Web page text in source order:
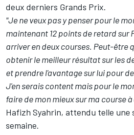
deux derniers Grands Prix.
"Je ne veux pas y penser pour le
maintenant 12 points de retard sur
arriver en deux courses. Peut-être
obtenir le meilleur résultat sur les
et prendre l'avantage sur lui pour
J'en serais content mais pour le
faire de mon mieux sur ma course
Hafizh Syahrin, attendu telle une
semaine.